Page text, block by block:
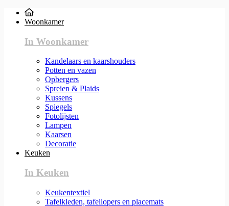
Woonkamer
In Woonkamer
Kandelaars en kaarshouders
Potten en vazen
Opbergers
Spreien & Plaids
Kussens
Spiegels
Fotolijsten
Lampen
Kaarsen
Decoratie
Keuken
In Keuken
Keukentextiel
Tafelkleden, tafellopers en placemats